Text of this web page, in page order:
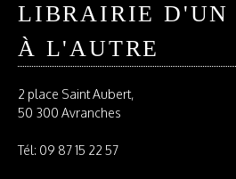
LIBRAIRIE D'UN
À L'AUTRE
2 place Saint Aubert,
50 300 Avranches
Tél: 09 87 15 22 57